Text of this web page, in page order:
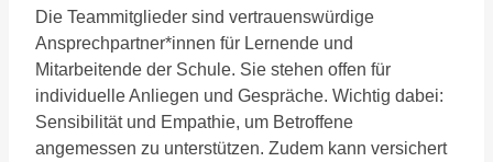
Die Teammitglieder sind vertrauenswürdige
Ansprechpartner*innen für Lernende und
Mitarbeitende der Schule. Sie stehen offen für
individuelle Anliegen und Gespräche. Wichtig dabei:
Sensibilität und Empathie, um Betroffene
angemessen zu unterstützen. Zudem kann versichert